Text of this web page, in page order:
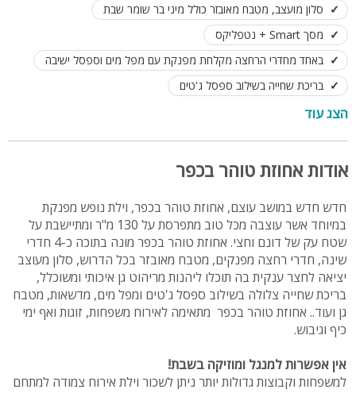
סלון מועצב, מטבח מאובזר כולל מיני בר שומר שבת
מסך Smart + נטפליקס
באחד מחדרי הרחצה מקלחת מפנקת עם מפל מים וספסל ישיבה
בריכת שחייה בשילוב ספסל ג'טים
פרגולות, פינות רביצה וריהוט גן יוקרתי
אין אפשרות למנגל ומוזיקה בשבת
הצג עוד
אודות אחוזת טוהר בכפר
חדש חדש במושב עוצם, אחוזת טוהר בכפר, וילת נופש מפנקת
במיוחד אשר עוצבה מכל טוב מתפרסת על 130 מ"ר ומתיישבת על
שטח עק של דונם וחצי. אחוזת טוהר בכפר מונה בתוכה כ-4 חדרי
שינה, חדרי רחצה מפנקים, מטבח מאובזר בכל הדרוש, סלון מעוצב
יציאה לחצר ענקית בה תוכלו ליהנות מריהוט גן איכותי ומשוכלל,
בריכת שחייה צלולה בשילוב ספסל ג'טים ומפל מים, מדשאות, מטבח
גן ועוד.. אחוזת טוהר בכפר מתאימה לאירוח משפחות, זוגות ואף ימי
כיף וגיבוש.
אין אפשרות למנגל ומוזיקה בשבת!
למשפחות וקבוצות גדולות יותר ניתן לשכור וילת אירוח צמודה למתחם